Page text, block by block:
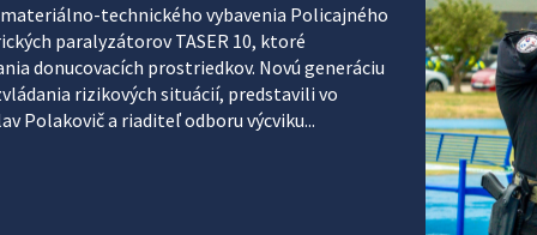
technického vybavenia Policajného
paralyzátorov TASER 10, ktoré
donucovacích prostriedkov. Novú generáciu
rizikových situácií, predstavili vo
Polakovič a riaditeľ odboru výcviku...